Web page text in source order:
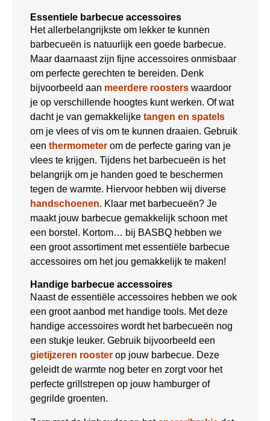
Essentiele barbecue accessoires
Het allerbelangrijkste om lekker te kunnen
barbecueën is natuurlijk een goede barbecue.
Maar daarnaast zijn fijne accessoires onmisbaar
om perfecte gerechten te bereiden. Denk
bijvoorbeeld aan meerdere roosters waardoor
je op verschillende hoogtes kunt werken. Of wat
dacht je van gemakkelijke tangen en spatels
om je vlees of vis om te kunnen draaien. Gebruik
een thermometer om de perfecte garing van je
vlees te krijgen. Tijdens het barbecueën is het
belangrijk om je handen goed te beschermen
tegen de warmte. Hiervoor hebben wij diverse
handschoenen. Klaar met barbecueën? Je
maakt jouw barbecue gemakkelijk schoon met
een borstel. Kortom… bij BASBQ hebben we
een groot assortiment met essentiële barbecue
accessoires om het jou gemakkelijk te maken!
Handige barbecue accessoires
Naast de essentiële accessoires hebben we ook
een groot aanbod met handige tools. Met deze
handige accessoires wordt het barbecueën nog
een stukje leuker. Gebruik bijvoorbeeld een
gietijzeren rooster op jouw barbecue. Deze
geleidt de warmte nog beter en zorgt voor het
perfecte grillstrepen op jouw hamburger of
gegrilde groenten.